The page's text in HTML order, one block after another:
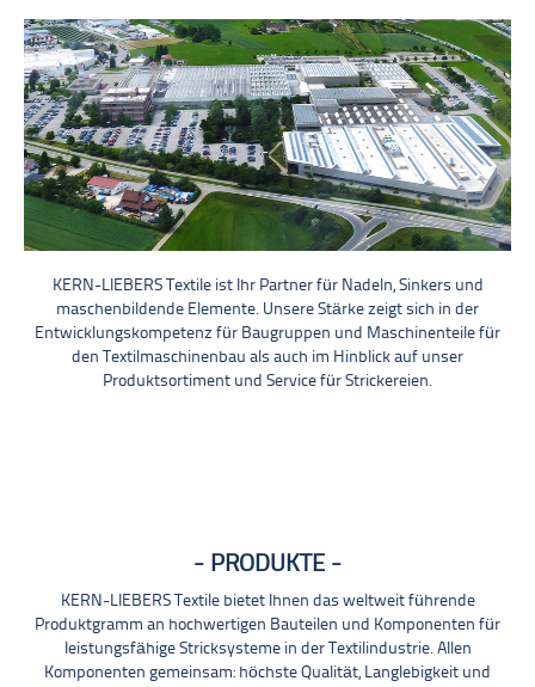
KERN-LIEBERS Textile ist Ihr Partner für Nadeln, Sinkers und
maschenbildende Elemente. Unsere Stärke zeigt sich in der
Entwicklungskompetenz für Baugruppen und Maschinenteile für
den Textilmaschinenbau als auch im Hinblick auf unser
Produktsortiment und Service für Strickereien.
PRODUKTE
KERN-LIEBERS Textile bietet Ihnen das weltweit führende
Produktgramm an hochwertigen Bauteilen und Komponenten für
leistungsfähige Stricksysteme in der Textilindustrie. Allen
Komponenten gemeinsam: höchste Qualität, Langlebigkeit und